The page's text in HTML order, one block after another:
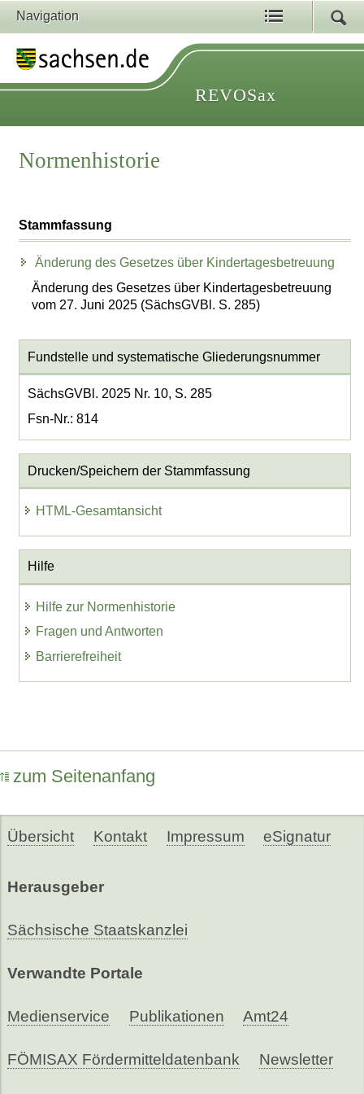
Navigation
REVOSax
Normenhistorie
Stammfassung
Änderung des Gesetzes über Kindertagesbetreuung
Änderung des Gesetzes über Kindertagesbetreuung
vom 27. Juni 2025 (SächsGVBl. S. 285)
Fundstelle und systematische Gliederungsnummer
SächsGVBl. 2025 Nr. 10, S. 285
Fsn-Nr.: 814
Drucken/Speichern der Stammfassung
HTML-Gesamtansicht
Hilfe
Hilfe zur Normenhistorie
Fragen und Antworten
Barrierefreiheit
zum Seitenanfang
Übersicht Kontakt Impressum eSignatur
Herausgeber
Sächsische Staatskanzlei
Verwandte Portale
Medienservice Publikationen Amt24
FÖMISAX Fördermitteldatenbank Newsletter